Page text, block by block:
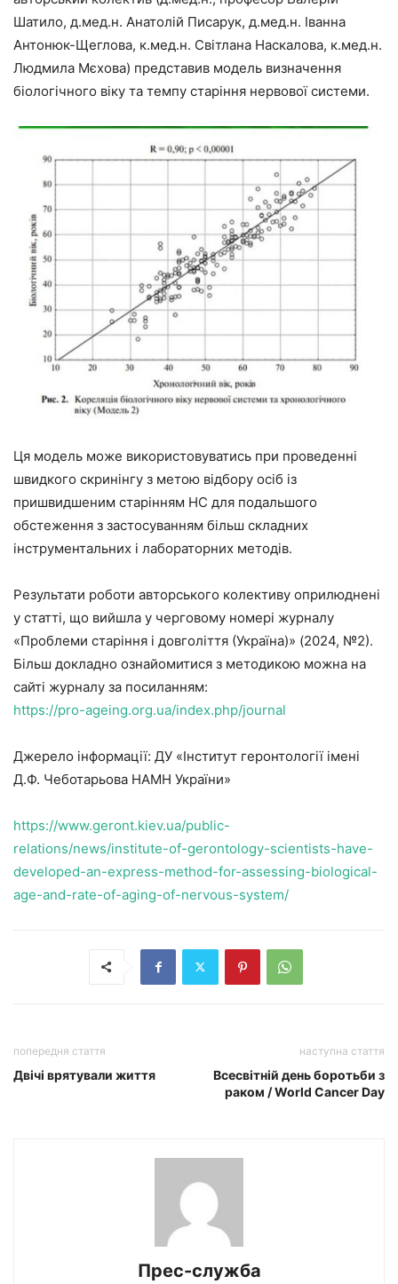
Шатило, д.мед.н. Анатолій Писарук, д.мед.н. Іванна
Антонюк-Щеглова, к.мед.н. Світлана Наскалова, к.мед.н.
Людмила Мєхова) представив модель визначення
біологічного віку та темпу старіння нервової системи.
Ця модель може використовуватись при проведенні
швидкого скринінгу з метою відбору осіб із
пришвидшеним старінням НС для подальшого
обстеження з застосуванням більш складних
інструментальних і лабораторних методів.
Результати роботи авторського колективу оприлюднені
у статті, що вийшла у черговому номері журналу
«Проблеми старіння і довголіття (Україна)» (2024, №2).
Більш докладно ознайомитися з методикою можна на
сайті журналу за посиланням:
https://pro-ageing.org.ua/index.php/journal
Джерело інформації: ДУ «Інститут геронтології імені
Д.Ф. Чеботарьова НАМН України»
https://www.geront.kiev.ua/public-
relations/news/institute-of-gerontology-scientists-have-
developed-an-express-method-for-assessing-biological-
age-and-rate-of-aging-of-nervous-system/
попередня стаття
Двічі врятували життя
наступна стаття
Всесвітній день боротьби з
раком / World Cancer Day
Прес-служба